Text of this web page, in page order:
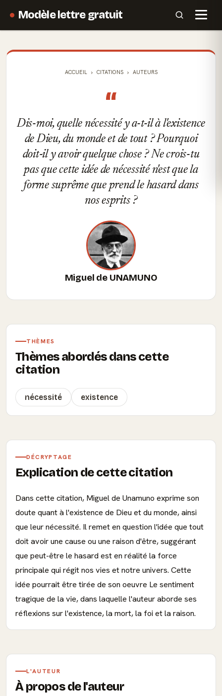
Modèle lettre gratuit
ACCUEIL CITATIONS AUTEURS
“
Dis-moi, quelle nécessité y a-t-il à l'existence
de Dieu, du monde et de tout ? Pourquoi
doit-il y avoir quelque chose ? Ne crois-tu
pas que cette idée de nécessité n'est que la
forme suprême que prend le hasard dans
nos esprits ?
Miguel de UNAMUNO
THÈMES
Thèmes abordés dans cette
citation
nécessité existence
DÉCRYPTAGE
Explication de cette citation
Dans cette citation, Miguel de Unamuno exprime son
doute quant à l'existence de Dieu et du monde, ainsi
que leur nécessité. Il remet en question l'idée que tout
doit avoir une cause ou une raison d'être, suggérant
que peut-être le hasard est en réalité la force
principale qui régit nos vies et notre univers. Cette
idée pourrait être tirée de son oeuvre Le sentiment
tragique de la vie, dans laquelle l'auteur aborde ses
réflexions sur l'existence, la mort, la foi et la raison.
L'AUTEUR
À propos de l'auteur